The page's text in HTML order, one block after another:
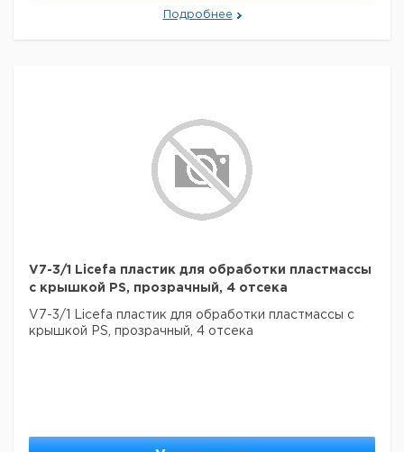
Подробнее
V7-3/1 Licefa пластик для обработки пластмассы
с крышкой PS, прозрачный, 4 отсека
V7-3/1 Licefa пластик для обработки пластмассы с
крышкой PS, прозрачный, 4 отсека